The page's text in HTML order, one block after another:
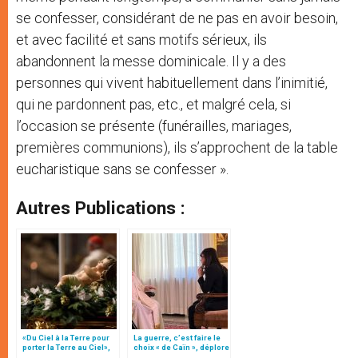
se confesser, considérant de ne pas en avoir besoin,
et avec facilité et sans motifs sérieux, ils
abandonnent la messe dominicale. Il y a des
personnes qui vivent habituellement dans l’inimitié,
qui ne pardonnent pas, etc., et malgré cela, si
l’occasion se présente (funérailles, mariages,
premières communions), ils s’approchent de la table
eucharistique sans se confesser ».
Autres Publications :
«Du Ciel à la Terre pour
porter la Terre au Ciel»,
La guerre, c’est faire le
choix « de Caïn », déplore